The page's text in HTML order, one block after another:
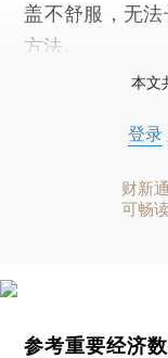
盖不舒服，无
方法。
本文
登录
财新
可畅
参考重要经济